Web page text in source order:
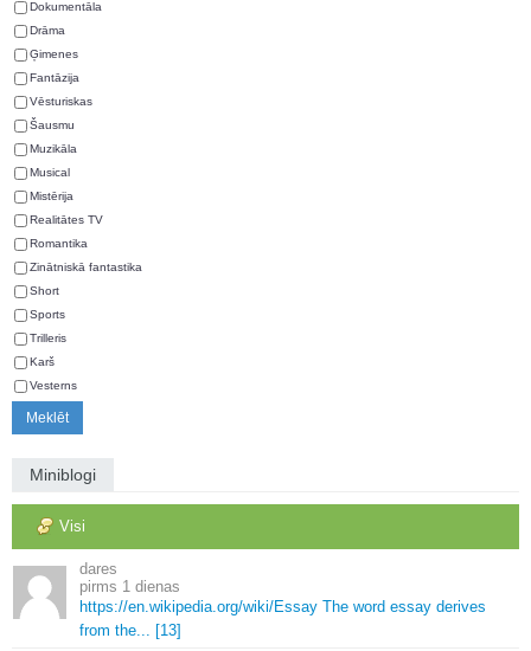
Dokumentāla
Drāma
Ģimenes
Fantāzija
Vēsturiskas
Šausmu
Muzikāla
Musical
Mistērija
Realitātes TV
Romantika
Zinātniskā fantastika
Short
Sports
Trilleris
Karš
Vesterns
Miniblogi
Visi
dares
1 dienas
https://en. wikipedia. org/wiki/Essay The word essay derives
from the.
[13]